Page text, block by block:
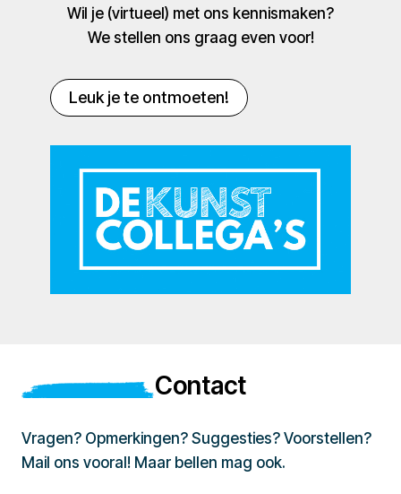
Wil je (virtueel) met ons kennismaken?
We stellen ons graag even voor!
Leuk je te ontmoeten!
Contact
Vragen? Opmerkingen? Suggesties? Voorstellen?
Mail ons vooral! Maar bellen mag ook.